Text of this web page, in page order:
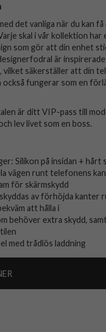
det vanliga när du kan få
skal i vår kollektion har
som gör att din enhet
är
vilket säkerställer att din
också fungerar som en
är ditt VIP-pass till
lev livet som en boss.
Silikon på insidan + hårt
vägen runt telefonens
för skärmskydd
av förhöjda kanter
att hålla i
behöver extra skydd,
med trådlös laddning